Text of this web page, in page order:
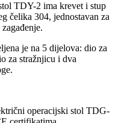
TDY-2 ima krevet i stup
čelika 304, jednostavan za
je na 5 dijelova: dio za
za stražnjicu i dva